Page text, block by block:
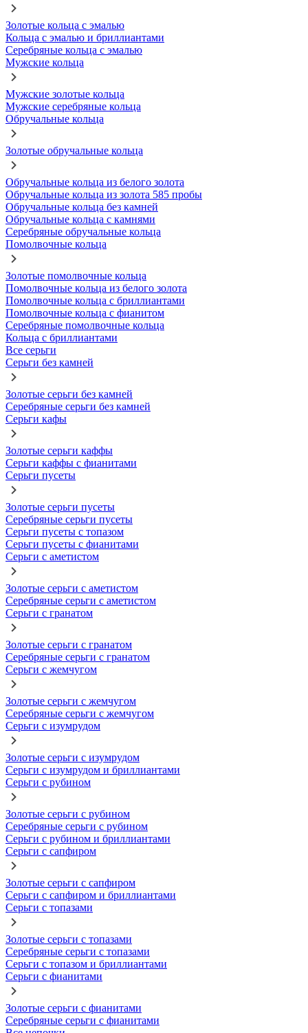
Золотые кольца с эмалью
Кольца с эмалью и бриллиантами
Серебряные кольца с эмалью
Мужские кольца
Мужские золотые кольца
Мужские серебряные кольца
Обручальные кольца
Золотые обручальные кольца
Обручальные кольца из белого золота
Обручальные кольца из золота 585 пробы
Обручальные кольца без камней
Обручальные кольца с камнями
Серебряные обручальные кольца
Помолвочные кольца
Золотые помолвочные кольца
Помолвочные кольца из белого золота
Помолвочные кольца с бриллиантами
Помолвочные кольца с фианитом
Серебряные помолвочные кольца
Кольца с бриллиантами
Все серьги
Серьги без камней
Золотые серьги без камней
Серебряные серьги без камней
Серьги кафы
Золотые серьги каффы
Серьги каффы с фианитами
Серьги пусеты
Золотые серьги пусеты
Серебряные серьги пусеты
Серьги пусеты с топазом
Серьги пусеты с фианитами
Серьги с аметистом
Золотые серьги с аметистом
Серебряные серьги с аметистом
Серьги с гранатом
Золотые серьги с гранатом
Серебряные серьги с гранатом
Серьги с жемчугом
Золотые серьги с жемчугом
Серебряные серьги с жемчугом
Серьги с изумрудом
Золотые серьги с изумрудом
Серьги с изумрудом и бриллиантами
Серьги с рубином
Золотые серьги с рубином
Серебряные серьги с рубином
Серьги с рубином и бриллиантами
Серьги с сапфиром
Золотые серьги с сапфиром
Серьги с сапфиром и бриллиантами
Серьги с топазами
Золотые серьги с топазами
Серебряные серьги с топазами
Серьги с топазом и бриллиантами
Серьги с фианитами
Золотые серьги с фианитами
Серебряные серьги с фианитами